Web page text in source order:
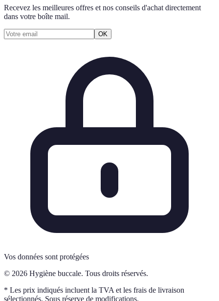
Recevez les meilleures offres et nos conseils d'achat directement
dans votre boîte mail.
OK
Vos données sont protégées
© 2026 Hygiène buccale. Tous droits réservés.
* Les prix indiqués incluent la TVA et les frais de livraison
sélectionnés. Sous réserve de modifications.